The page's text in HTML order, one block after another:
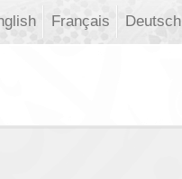
Deutsch
Français